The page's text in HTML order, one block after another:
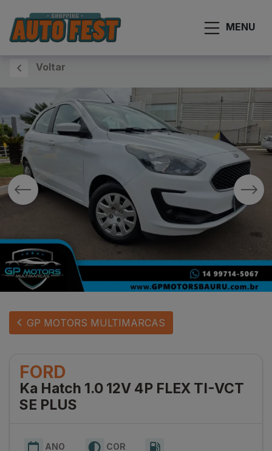
MENU
Voltar
GP MOTORS MULTIMARCAS
FORD
Ka Hatch 1.0 12V 4P FLEX TI-VCT
SE PLUS
ANO COR